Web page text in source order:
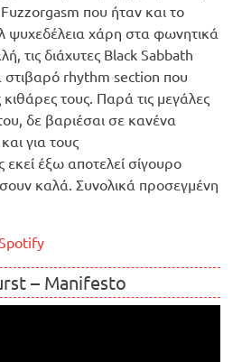
που ήταν και το
ψυχεδέλεια χάρη στα φωνητικά
τις διάχυτες Black Sabbath
στιβαρό rhythm section που
κιθάρες τους. Παρά τις μεγάλες
δε βαριέσαι σε κανένα
για τους
έξω αποτελεί σίγουρο
καλά. Συνολικά προσεγμένη
– Manifesto